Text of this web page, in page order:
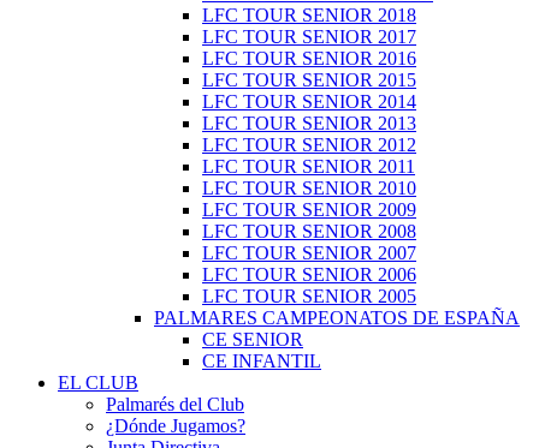
LFC TOUR SENIOR 2018
LFC TOUR SENIOR 2017
LFC TOUR SENIOR 2016
LFC TOUR SENIOR 2015
LFC TOUR SENIOR 2014
LFC TOUR SENIOR 2013
LFC TOUR SENIOR 2012
LFC TOUR SENIOR 2011
LFC TOUR SENIOR 2010
LFC TOUR SENIOR 2009
LFC TOUR SENIOR 2008
LFC TOUR SENIOR 2007
LFC TOUR SENIOR 2006
LFC TOUR SENIOR 2005
PALMARES CAMPEONATOS DE ESPAÑA
CE SENIOR
CE INFANTIL
EL CLUB
Palmarés del Club
¿Dónde Jugamos?